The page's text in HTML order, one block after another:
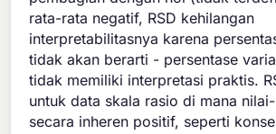
rata-rata negatif, RSD kehilangan
interpretabilitasnya karena
tidak akan berarti - persentase
tidak memiliki interpretasi praktis.
untuk data skala rasio di mana
secara inheren positif, seperti